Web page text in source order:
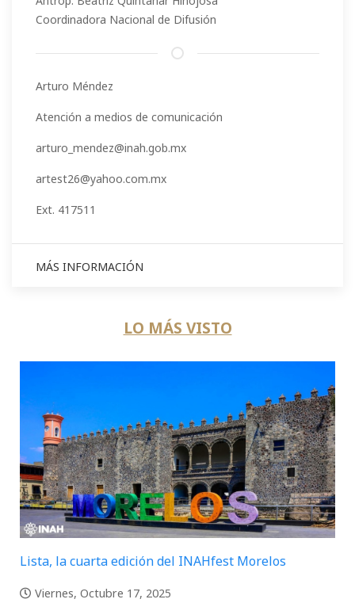
Coordinadora Nacional de Difusión
Arturo Méndez
Atención a medios de comunicación
arturo_mendez@inah.gob.mx
artest26@yahoo.com.mx
Ext. 417511
MÁS INFORMACIÓN
LO MÁS VISTO
Lista, la cuarta edición del INAHfest Morelos
Viernes, Octubre 17, 2025